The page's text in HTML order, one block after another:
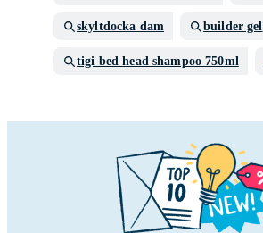
skyltdocka dam builder gel
tigi bed head shampoo 750ml